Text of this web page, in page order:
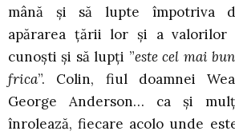
mână și să lupte împotriva
apărarea țării lor și a valorilor
cunoști și să lupți ”este cel mai
frica”. Colin, fiul doamnei
George Anderson… ca și
înrolează, fiecare acolo unde